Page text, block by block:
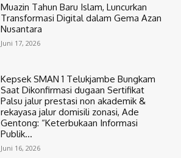
Muazin Tahun Baru Islam, Luncurkan
Transformasi Digital dalam Gema Azan
Nusantara
Juni 17, 2026
Kepsek SMAN 1 Telukjambe Bungkam
Saat Dikonfirmasi dugaan Sertifikat
Palsu jalur prestasi non akademik &
rekayasa jalur domisili zonasi, Ade
Gentong: “Keterbukaan Informasi
Publik...
Juni 16, 2026